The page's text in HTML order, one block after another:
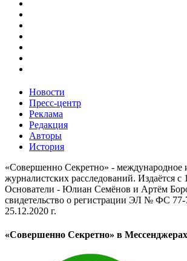
Новости
Пресс-центр
Реклама
Редакция
Авторы
История
«Совершенно Секретно» - международное
журналистских расследований. Издаётся с
Основатели - Юлиан Семёнов и Артём
свидетельство о регистрации ЭЛ № ФС 77-
25.12.2020 г.
«Совершенно Секретно» в